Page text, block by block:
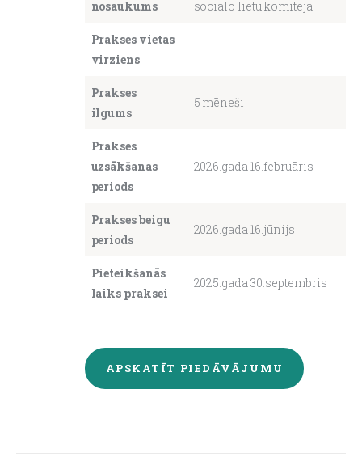
About us
nosaukums
sociālo lietu komiteja
Prakses vietas
virziens
Prakses
ilgums
5 mēneši
Prakses
uzsākšanas
periods
2026.gada 16.februāris
Prakses beigu
periods
2026.gada 16.jūnijs
Pieteikšanās
laiks praksei
2025.gada 30.septembris
APSKATĪT PIEDĀVĀJUMU